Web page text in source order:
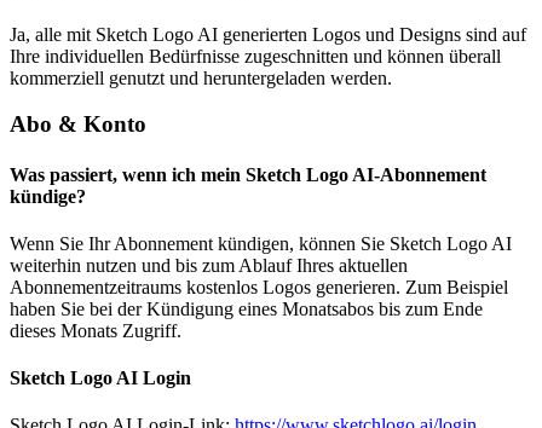
Ja, alle mit Sketch Logo AI generierten Logos und Designs sind auf
Ihre individuellen Bedürfnisse zugeschnitten und können überall
kommerziell genutzt und heruntergeladen werden.
Abo & Konto
Was passiert, wenn ich mein Sketch Logo AI-Abonnement
kündige?
Wenn Sie Ihr Abonnement kündigen, können Sie Sketch Logo AI
weiterhin nutzen und bis zum Ablauf Ihres aktuellen
Abonnementzeitraums kostenlos Logos generieren. Zum Beispiel
haben Sie bei der Kündigung eines Monatsabos bis zum Ende
dieses Monats Zugriff.
Sketch Logo AI Login